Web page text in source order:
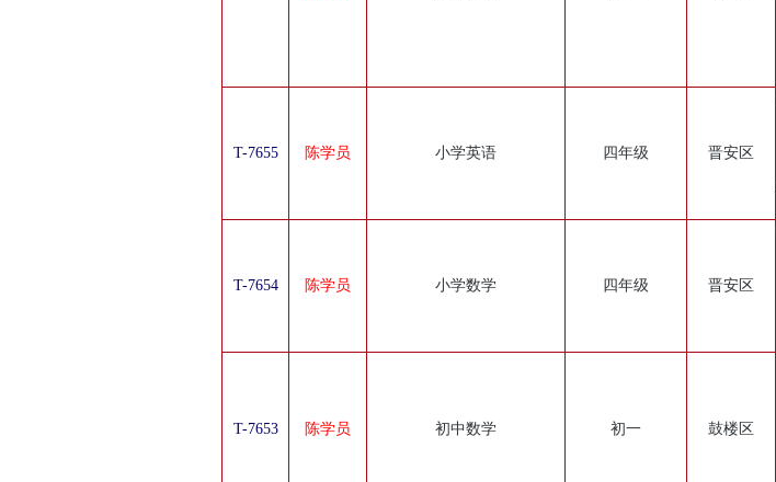
T-7655 陈学员 小学英语 四年级 晋安区
T-7654 陈学员 小学数学 四年级 晋安区
T-7653 陈学员 初中数学 初一 鼓楼区